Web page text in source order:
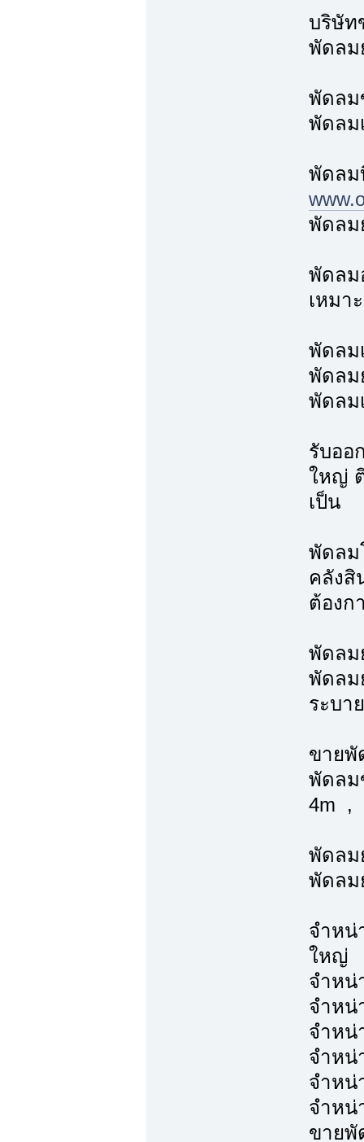
บริษัท
พัดลม
พัดล
พัดลม
พัดล
พัดลม
พัดลม
เหมา
พัดลม
พัดลม
พัดลม
รับออ
ใหญ่
เป็น
พัดลม
คลังสิ
ต้องก
พัดลม
พัดลม
ระบา
ขายพั
พัดล
4m ,
พัดลม
พัดลม
จำหน่
ใหญ่
จำหน่
จำหน่
จำหน่
จำหน่
จำหน่
จำห
ขายพั